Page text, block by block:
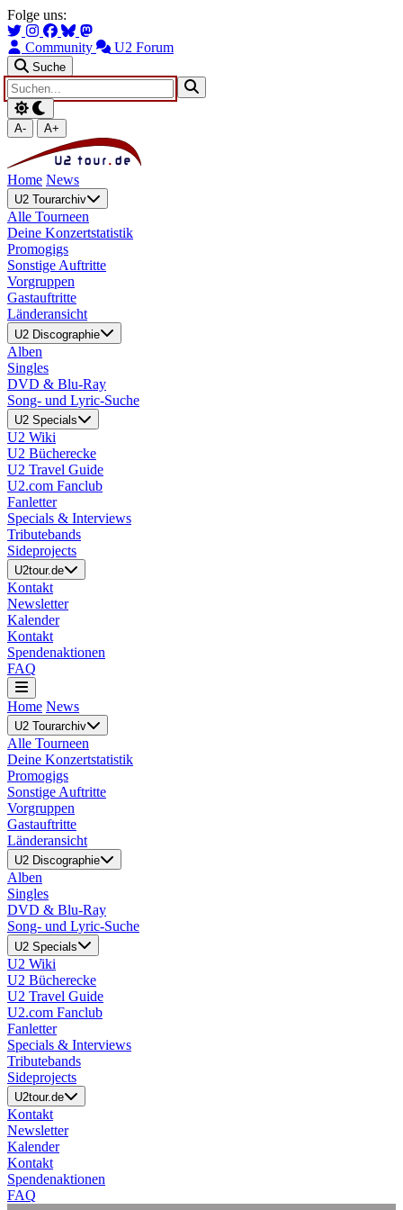
Zum Hauptinhalt springen
Zur Navigation springen
Folge uns:
Community U2 Forum
Suche
A- A+
Home News
U2 Tourarchiv
Alle Tourneen
Deine Konzertstatistik
Promogigs
Sonstige Auftritte
Vorgruppen
Gastauftritte
Länderansicht
U2 Discographie
Alben
Singles
DVD & Blu-Ray
Song- und Lyric-Suche
U2 Specials
U2 Wiki
U2 Bücherecke
U2 Travel Guide
U2.com Fanclub
Fanletter
Specials & Interviews
Tributebands
Sideprojects
U2tour.de
Kontakt
Newsletter
Kalender
Kontakt
Spendenaktionen
FAQ
Home News
U2 Tourarchiv
Alle Tourneen
Deine Konzertstatistik
Promogigs
Sonstige Auftritte
Vorgruppen
Gastauftritte
Länderansicht
U2 Discographie
Alben
Singles
DVD & Blu-Ray
Song- und Lyric-Suche
U2 Specials
U2 Wiki
U2 Bücherecke
U2 Travel Guide
U2.com Fanclub
Fanletter
Specials & Interviews
Tributebands
Sideprojects
U2tour.de
Kontakt
Newsletter
Kalender
Kontakt
Spendenaktionen
FAQ